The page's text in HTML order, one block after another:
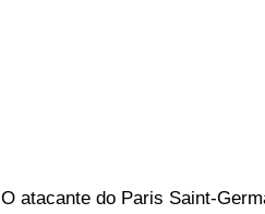
O atacante do Paris Saint-